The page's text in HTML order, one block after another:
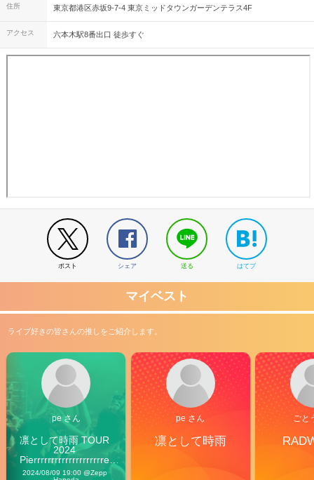
住所 東京都港区赤坂9-7-4 東京ミッドタウンガーデンテラス4F
アクセス 六本木駅8番出口 徒歩すぐ
ポスト シェア 送る はてブ
マイベスト
ライブ好きの皆さんの推しをご紹介します。
pe さん
凛として時雨 TOUR
2024
Pierrrrrrrrrrrrrrrrrrrre
Vibes
2024/08/09 19:00 @Zepp
pe さん
凛として時雨
ごと